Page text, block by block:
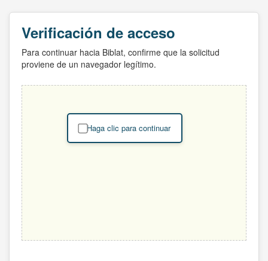
Verificación de acceso
Para continuar hacia Biblat, confirme que la solicitud
proviene de un navegador legítimo.
Haga clic para continuar